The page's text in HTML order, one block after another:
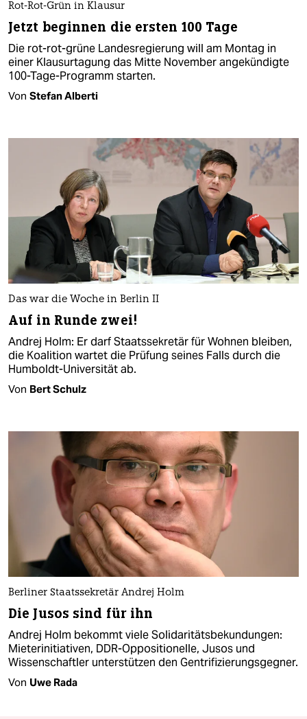
Rot-Rot-Grün in Klausur
Jetzt beginnen die ersten 100 Tage
Die rot-rot-grüne Landesregierung will am Montag in
einer Klausurtagung das Mitte November angekündigte
100-Tage-Programm starten.
Von Stefan Alberti
Das war die Woche in Berlin II
Auf in Runde zwei!
Andrej Holm: Er darf Staatssekretär für Wohnen bleiben,
die Koalition wartet die Prüfung seines Falls durch die
Humboldt-Universität ab.
Von Bert Schulz
Berliner Staatssekretär Andrej Holm
Die Jusos sind für ihn
Andrej Holm bekommt viele Solidaritätsbekundungen:
Mieterinitiativen, DDR-Oppositionelle, Jusos und
Wissenschaftler unterstützen den Gentrifizierungsgegner.
Von Uwe Rada